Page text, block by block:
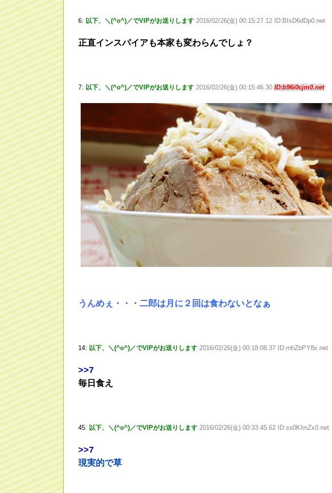
6: 以下、＼(^o^)／でVIPがお送りします 2016/02/26(金) 00:15:27.12 ID:BIsD6dDp0.net
正直インスパイアも本家も変わらんでしょ？
7: 以下、＼(^o^)／でVIPがお送りします 2016/02/26(金) 00:15:46.30 ID:b96i0cjm0.net
うんめぇ・・・二郎は月に２回は食わないとなぁ
14: 以下、＼(^o^)／でVIPがお送りします 2016/02/26(金) 00:18:08.37 ID:rnhZbPY8x.net
>>7
毎日食え
45: 以下、＼(^o^)／でVIPがお送りします 2016/02/26(金) 00:33:45.62 ID:ss0KImZx0.net
>>7
現実的で草